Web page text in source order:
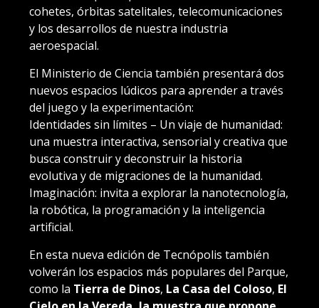
cohetes, órbitas satelitales, telecomunicaciones
y los desarrollos de nuestra industria
aeroespacial.
El Ministerio de Ciencia también presentará dos
nuevos espacios lúdicos para aprender a través
del juego y la experimentación:
Identidades sin límites – Un viaje de humanidad:
una muestra interactiva, sensorial y creativa que
busca construir y deconstruir la historia
evolutiva y de migraciones de la humanidad.
Imaginación: invita a explorar la nanotecnología,
la robótica, la programación y la inteligencia
artificial.
En esta nueva edición de Tecnópolis también
volverán los espacios más populares del Parque,
como la Tierra de Dinos, La Casa del Coloso, El